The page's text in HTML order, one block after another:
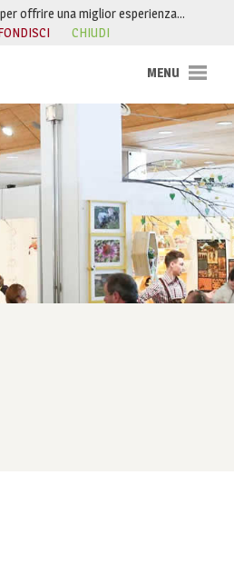
offrire una miglior esperienza…
CHIUDI